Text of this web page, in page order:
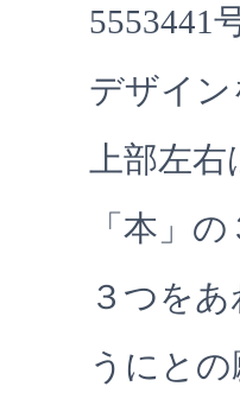
5553441
デザイ
上部左
「本」
３つを
うにと